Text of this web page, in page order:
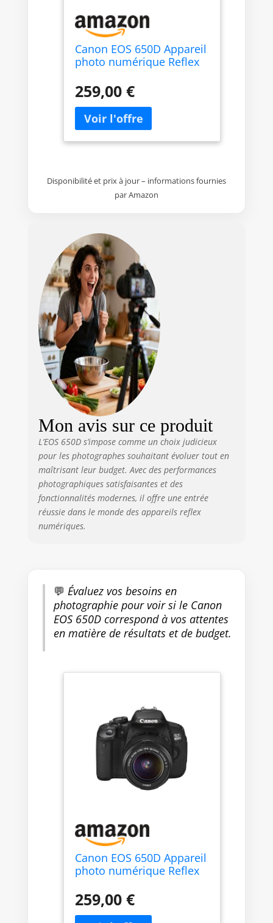
Canon EOS 650D Appareil
photo numérique Reflex
55mm IS II Noir
259,00 €
Disponibilité et prix à jour – informations fournies
par Amazon
Mon avis sur ce produit
L’EOS 650D s’impose comme un choix judicieux
pour les photographes souhaitant évoluer tout en
maîtrisant leur budget. Avec des performances
photographiques satisfaisantes et des
fonctionnalités modernes, il offre une entrée
réussie dans le monde des appareils reflex
numériques.
💬 Évaluez vos besoins en
photographie pour voir si le Canon
EOS 650D correspond à vos attentes
en matière de résultats et de budget.
Canon EOS 650D Appareil
photo numérique Reflex
55mm IS II Noir
259,00 €